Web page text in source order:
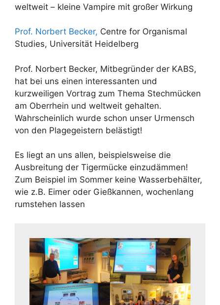
weltweit – kleine Vampire mit großer Wirkung
Prof. Norbert Becker, Centre for Organismal
Studies, Universität Heidelberg
Prof. Norbert Becker, Mitbegründer der KABS,
hat bei uns einen interessanten und
kurzweiligen Vortrag zum Thema Stechmücken
am Oberrhein und weltweit gehalten.
Wahrscheinlich wurde schon unser Urmensch
von den Plagegeistern belästigt!
Es liegt an uns allen, beispielsweise die
Ausbreitung der Tigermücke einzudämmen!
Zum Beispiel im Sommer keine Wasserbehälter,
wie z.B. Eimer oder Gießkannen, wochenlang
rumstehen lassen